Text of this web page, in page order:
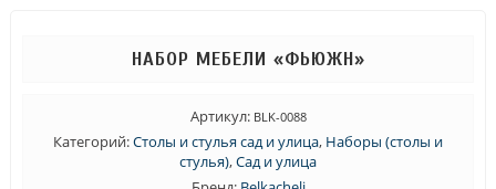
НАБОР МЕБЕЛИ «ФЬЮЖН»
Артикул: BLK-0088
Категорий:Столы и стулья сад и улица, Наборы (столы и
стулья),Сад и улица